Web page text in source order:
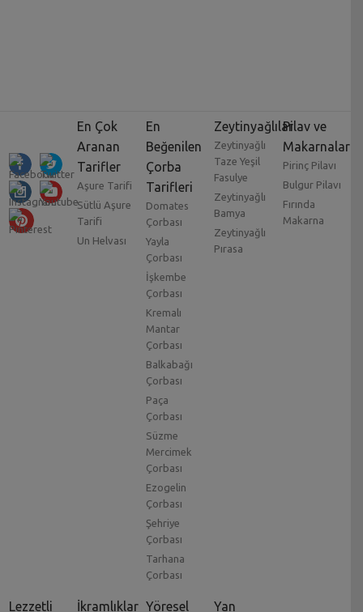
En Çok
Aranan
Tarifler
Aşure Tarifi
Sütlü Aşure
Tarifi
Un Helvası
En
Beğenilen
Çorba
Tarifleri
Domates
Çorbası
Yayla
Çorbası
İşkembe
Çorbası
Kremalı
Mantar
Çorbası
Balkabağı
Çorbası
Paça
Çorbası
Süzme
Mercimek
Çorbası
Ezogelin
Çorbası
Şehriye
Çorbası
Tarhana
Çorbası
Zeytinyağlılar
Zeytinyağlı
Taze Yeşil
Fasulye
Zeytinyağlı
Bamya
Zeytinyağlı
Pırasa
Pilav ve
Makarnalar
Pirinç Pilavı
Bulgur Pilavı
Fırında
Makarna
Lezzetli İkramlıklar Yöresel Yan